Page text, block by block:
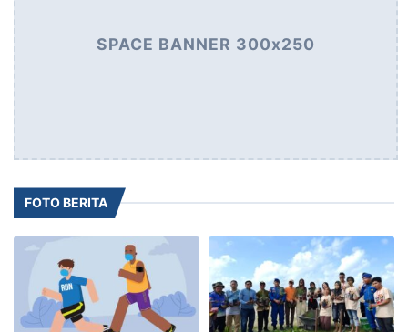
SPACE BANNER 300x250
FOTO BERITA